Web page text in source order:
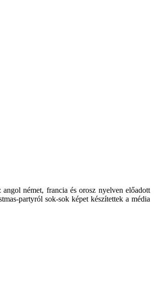
német, francia és orosz nyelven előadott
partyról sok-sok képet készítettek a média